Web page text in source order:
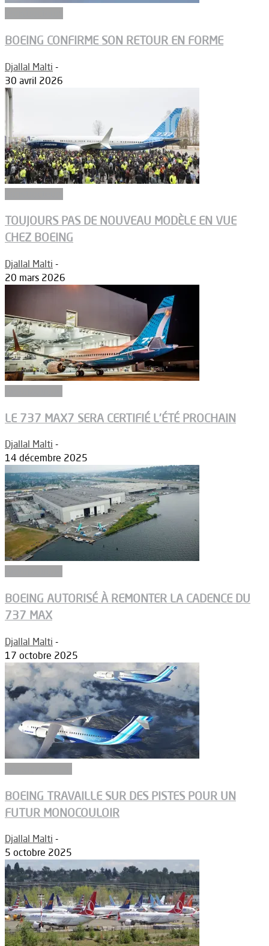
BOEING CONFIRME SON RETOUR EN FORME
Djallal Malti -
30 avril 2026
TOUJOURS PAS DE NOUVEAU MODÈLE EN VUE
CHEZ BOEING
Djallal Malti -
20 mars 2026
LE 737 MAX7 SERA CERTIFIÉ L’ÉTÉ PROCHAIN
Djallal Malti -
14 décembre 2025
BOEING AUTORISÉ À REMONTER LA CADENCE DU
737 MAX
Djallal Malti -
17 octobre 2025
BOEING TRAVAILLE SUR DES PISTES POUR UN
FUTUR MONOCOULOIR
Djallal Malti -
5 octobre 2025